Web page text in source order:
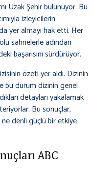
Uzak Şehir bulunuyor. Bu
izleyicilerin
yer almayı hak etti. Her
sahnelerle adından
başarısını sürdürüyor.
özeti yer aldı. Dizinin
bu durum dizinin genel
detayları yakalamak
Bu sonuçlar,
ne denli güçlü bir etkiye
ABC